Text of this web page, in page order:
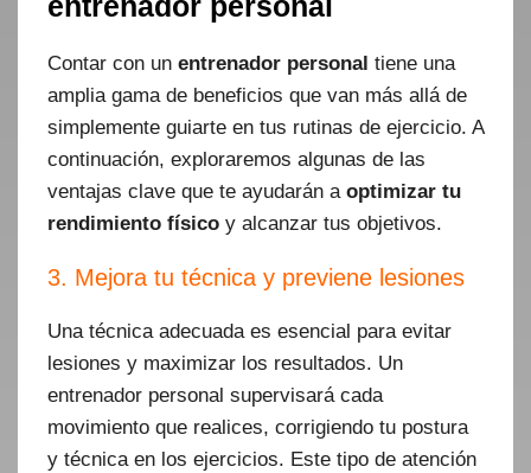
Contar con un entrenador personal tiene una
amplia gama de beneficios que van más allá de
simplemente guiarte en tus rutinas de ejercicio. A
continuación, exploraremos algunas de las
ventajas clave que te ayudarán a optimizar tu
rendimiento físico y alcanzar tus objetivos.
3. Mejora tu técnica y previene lesiones
Una técnica adecuada es esencial para evitar
lesiones y maximizar los resultados. Un
entrenador personal supervisará cada
movimiento que realices, corrigiendo tu postura
y técnica en los ejercicios. Este tipo de atención